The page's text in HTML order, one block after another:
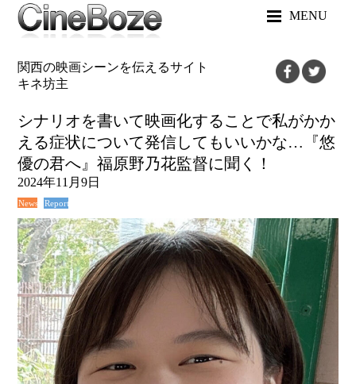
MENU
関西の映画シーンを伝えるサイト
キネ坊主
シナリオを書いて映画化することで私がかか
える症状について発信してもいいかな…『悠
優の君へ』福原野乃花監督に聞く！
2024年11月9日
News Report